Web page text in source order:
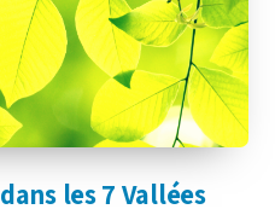
les 7 Vallées